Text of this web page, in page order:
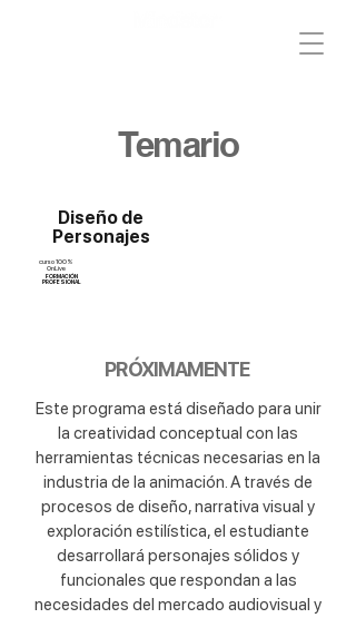
Temario
Diseño de
Personajes
curso 100%
OnLive
FORMACIÓN
PROFESIONAL
PRÓXIMAMENTE
Este programa está diseñado para unir
la creatividad conceptual con las
herramientas técnicas necesarias en la
industria de la animación. A través de
procesos de diseño, narrativa visual y
exploración estilística, el estudiante
desarrollará personajes sólidos y
funcionales que respondan a las
necesidades del mercado audiovisual y